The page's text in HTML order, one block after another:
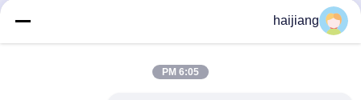
احصل على أفضل سعر
haijiang
6:05 PM